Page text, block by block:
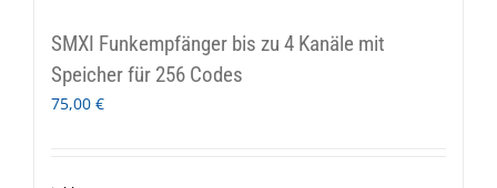
SMXI Funkempfänger bis zu 4 Kanäle mit
Speicher für 256 Codes
75,00 €